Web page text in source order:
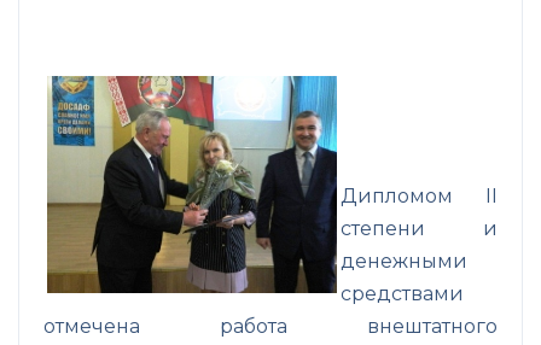
Дипломом II
степени и
денежными
средствами
отмечена работа внештатного